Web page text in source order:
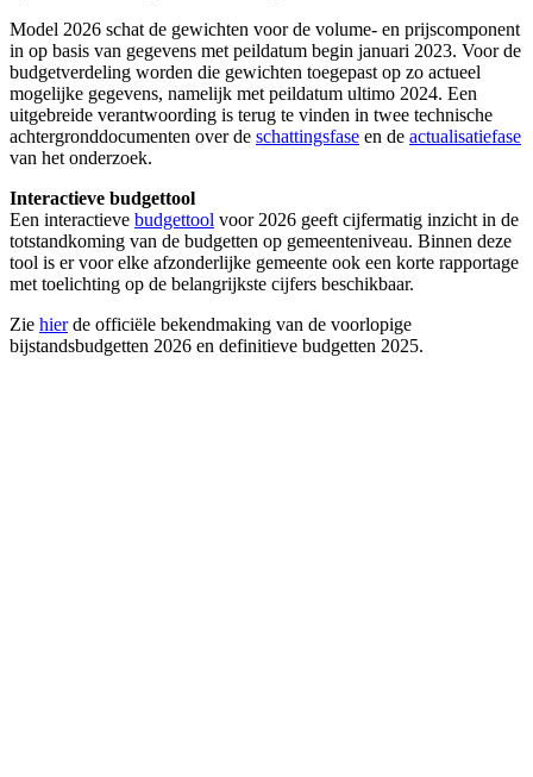
Model 2026 schat de gewichten voor de volume- en prijscomponent
in op basis van gegevens met peildatum begin januari 2023. Voor de
budgetverdeling worden die gewichten toegepast op zo actueel
mogelijke gegevens, namelijk met peildatum ultimo 2024. Een
uitgebreide verantwoording is terug te vinden in twee technische
achtergronddocumenten over de schattingsfase en de actualisatiefase
van het onderzoek.
Interactieve budgettool
Een interactieve budgettool voor 2026 geeft cijfermatig inzicht in de
totstandkoming van de budgetten op gemeenteniveau. Binnen deze
tool is er voor elke afzonderlijke gemeente ook een korte rapportage
met toelichting op de belangrijkste cijfers beschikbaar.
Zie hierde officiële bekendmaking van de voorlopige
bijstandsbudgetten 2026 en definitieve budgetten 2025.